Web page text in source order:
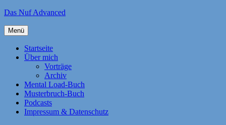
Zum
springen
Das Nuf Advanced
Menü
Startseite
Über mich
Vorträge
Archiv
Mental Load-Buch
Musterbruch-Buch
Podcasts
Impressum & Datenschutz